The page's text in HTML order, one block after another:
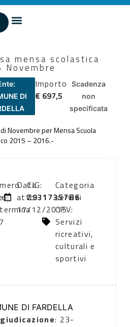
mensa scolastica
DI
Importo
€ 697,5
Scadenza
non
specificata
Novembre per Mensa Scuola
2015 – 2016.-
Data
atto:
17/12/2015
CIG:
Z9317357B6
Categoria
servizi
CPV:
Servizi
ricreativi,
culturali e
sportivi
DI FARDELLA
: 23-